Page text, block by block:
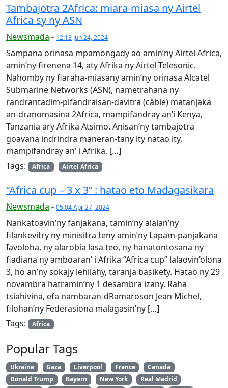
Tambajotra 2Africa: miara-miasa ny Airtel
Africa sy ny ASN
Newsmada - 12:13 Jun 24, 2024
Sampana orinasa mpamongady ao amin’ny Airtel Africa,
amin’ny firenena 14, aty Afrika ny Airtel Telesonic.
Nahomby ny fiaraha-miasany amin’ny orinasa Alcatel
Submarine Networks (ASN), nametrahana ny
randrantadim-pifandraisan-davitra (câble) matanjaka
an-dranomasina 2Africa, mampifandray an’i Kenya,
Tanzania ary Afrika Atsimo. Anisan’ny tambajotra
goavana indrindra maneran-tany ity natao ity,
mampifandray an’ i Afrika, […]
Tags:
Africa Airtel Africa
“Africa cup – 3 x 3” : hatao eto Madagasikara
Newsmada - 05:04 Apr 27, 2024
Nankatoavin’ny fanjakana, tamin’ny alalan’ny
filankevitry ny minisitra teny amin’ny Lapam-panjakana
Iavoloha, ny alarobia lasa teo, ny hanatontosana ny
fiadiana ny amboaran’ i Afrika “Africa cup” lalaovin’olona
3, ho an’ny sokajy lehilahy, taranja basikety. Hatao ny 29
novambra hatramin’ny 1 desambra izany. Raha
tsiahivina, efa nambaran-dRamaro­son Jean Michel,
filohan’ny Federasiona malagasin’ny […]
Tags:
Africa
Popular Tags
Ukraine Gaza Liverpool France
Canada
Donald Trump
Bayern New York
Real Madrid